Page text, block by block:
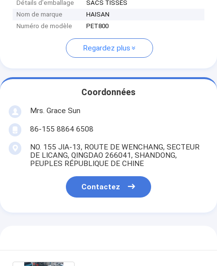
Détails d'emballage
SACS TISSÉS
Nom de marque
HAISAN
Numéro de modèle
PET800
Regardez plus
Coordonnées
Mrs. Grace Sun
86-155 8864 6508
NO. 155 JIA-13, ROUTE DE WENCHANG, SECTEUR
DE LICANG, QINGDAO 266041, SHANDONG,
PEUPLES RÉPUBLIQUE DE CHINE
Contactez